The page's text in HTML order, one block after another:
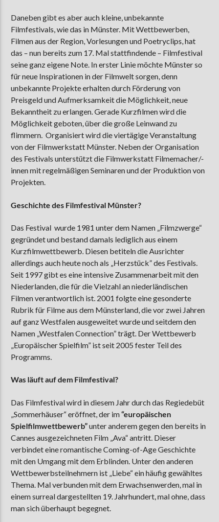
Daneben gibt es aber auch kleine, unbekannte
Filmfestivals, wie das in Münster. Mit Wettbewerben,
Filmen aus der Region, Vorlesungen und Poetryclips, hat
das – nun bereits zum 17. Mal stattfindende – Filmfestival
seine ganz eigene Note. In erster Linie möchte Münster so
für neue Inspirationen in der Filmwelt sorgen, denn
unbekannte Projekte erhalten durch Förderung von
Preisgeld und Aufmerksamkeit die Möglichkeit, neue
Bekanntheit zu erlangen. Gerade Kurzfilmen wird die
Möglichkeit geboten, über die große Leinwand zu
flimmern. Organisiert wird die viertägige Veranstaltung
von der Filmwerkstatt Münster. Neben der Organisation
des Festivals unterstützt die Filmwerkstatt Filmemacher/-
innen mit regelmäßigen Seminaren und der Produktion von
Projekten.
Geschichte des Filmfestival Münster?
Das Festival wurde 1981 unter dem Namen „Filmzwerge“
gegründet und bestand damals lediglich aus einem
Kurzfilmwettbewerb. Diesen betiteln die Ausrichter
allerdings auch heute noch als „Herzstück” des Festivals.
Seit 1997 gibt es eine intensive Zusammenarbeit mit den
Niederlanden, die für die Vielzahl an niederländischen
Filmen verantwortlich ist. 2001 folgte eine gesonderte
Rubrik für Filme aus dem Münsterland, die vor zwei Jahren
auf ganz Westfalen ausgeweitet wurde und seitdem den
Namen „Westfalen Connection” trägt. Der Wettbewerb
„Europäischer Spielfilm” ist seit 2005 fester Teil des
Programms.
Was läuft auf dem Filmfestival?
Das Filmfestival wird in diesem Jahr durch das Regiedebüt
„Sommerhäuser“ eröffnet, der im“europäischen
Spielfilmwettbewerb”unter anderem gegen den bereits in
Cannes ausgezeichneten Film „Ava“ antritt. Dieser
verbindet eine romantische Coming-of-Age Geschichte
mit den Umgang mit dem Erblinden. Unter den anderen
Wettbewerbsteilnehmern ist „Liebe“ ein häufig gewähltes
Thema. Mal verbunden mit dem Erwachsenwerden, mal in
einem surreal dargestellten 19. Jahrhundert, mal ohne, dass
man sich überhaupt begegnet.